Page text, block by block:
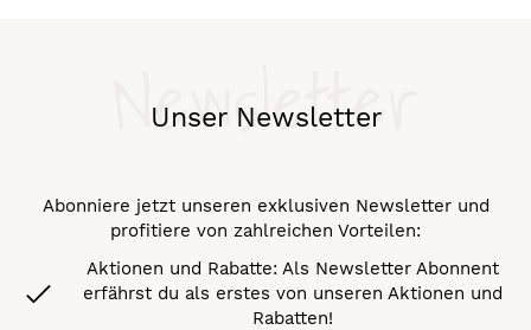
Unser Newsletter
Newsletter
Abonniere jetzt unseren exklusiven Newsletter und
profitiere von zahlreichen Vorteilen:
Aktionen und Rabatte: Als Newsletter Abonnent
erfährst du als erstes von unseren Aktionen und
Rabatten!